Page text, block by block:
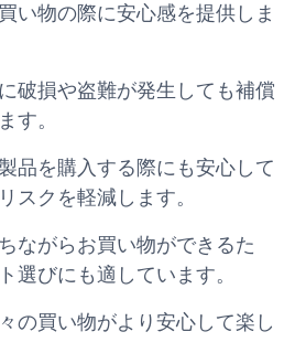
い物の際に安心感を提供しま
破損や盗難が発生しても補償
す。
品を購入する際にも安心して
スクを軽減します。
ながらお買い物ができるた
選びにも適しています。
の買い物がより安心して楽し